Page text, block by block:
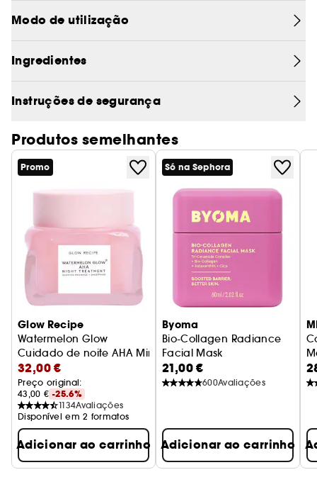
Modo de utilização
Ingredientes
Instruções de segurança
Produtos semelhantes
Promo
Glow Recipe
Watermelon Glow
Cuidado de noite AHA Mini
32,00 €
Preço original:
43,00 € -25.6%
1134Avaliações
Disponível em 2 formatos
Adicionar ao carrinho
Só na Sephora
Byoma
Bio-Collagen Radiance
Facial Mask
Máscara Bio-Collagen
21,00 €
600Avaliações
Adicionar ao carrinho